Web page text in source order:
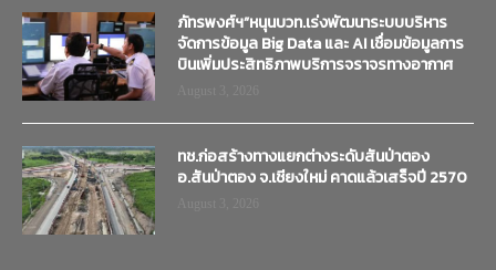
ภัทรพงศ์ฯ”หนุนบวท.เร่งพัฒนาระบบบริหาร
จัดการข้อมูล Big Data และ AI เชื่อมข้อมูลการ
บินเพิ่มประสิทธิภาพบริการจราจรทางอากาศ
ทช.ก่อสร้างทางแยกต่างระดับสันป่าตอง
อ.สันป่าตอง จ.เชียงใหม่ คาดแล้วเสร็จปี 2570